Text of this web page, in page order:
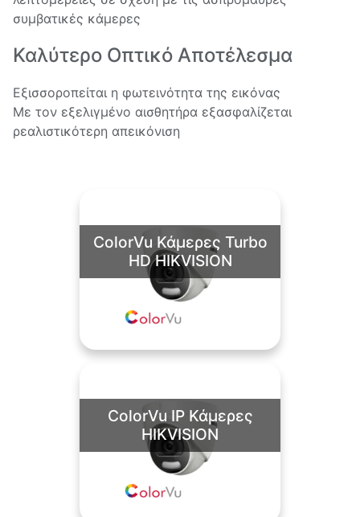
συμβατικές κάμερες
Καλύτερο Οπτικό Αποτέλεσμα
Εξισσοροπείται η φωτεινότητα της εικόνας
Με τον εξελιγμένο αισθητήρα εξασφαλίζεται
ρεαλιστικότερη απεικόνιση
ColorVu Κάμερες Turbo
HD HIKVISION
ColorVu IP Κάμερες
HIKVISION